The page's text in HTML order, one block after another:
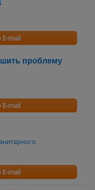
mail
проблему
mail
mail